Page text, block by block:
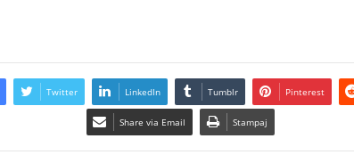
Twitter LinkedIn Tumblr Pinterest
Share via Email Stampaj